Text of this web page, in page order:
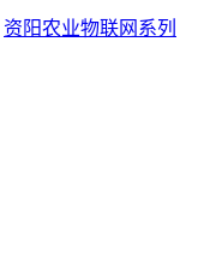
资阳农业物联网系列